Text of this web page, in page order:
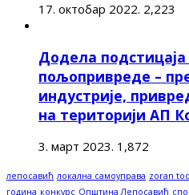
17. октобар 2022. 2,223
Додела
пољопривреде –
индустрије,
на територији АП
3. март 2023. 1,872
лепосавић локална самоуправа zoran
година конкурс Општина Лепосавић